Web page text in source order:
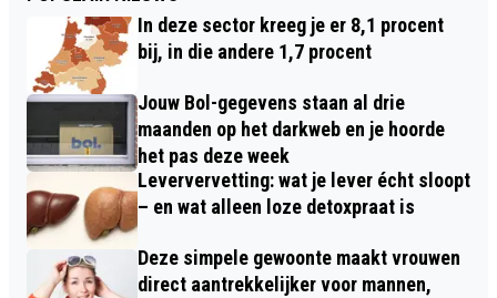
In deze sector kreeg je er 8,1 procent
bij, in die andere 1,7 procent
Jouw Bol-gegevens staan al drie
maanden op het darkweb en je hoorde
het pas deze week
Leververvetting: wat je lever écht sloopt
– en wat alleen loze detoxpraat is
Deze simpele gewoonte maakt vrouwen
direct aantrekkelijker voor mannen,